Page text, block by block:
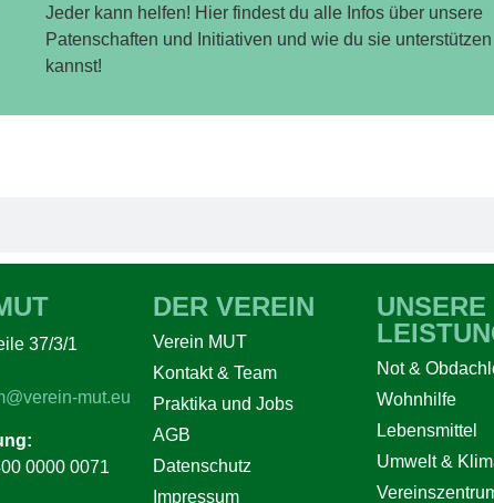
Jeder kann helfen! Hier findest du alle Infos über unsere
Patenschaften und Initiativen und wie du sie unterstützen
kannst!
37/3/1
mut.eu
0000 0071
DER VEREIN
Verein MUT
Kontakt & Team
Praktika und Jobs
AGB
Datenschutz
Impressum
UNSERE
Not &
Wohnhilfe
Lebensmittel
Umwelt &